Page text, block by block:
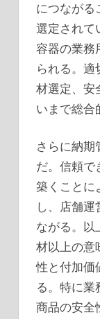
につながる
選定されて
容器の業務
られる。
材選定、安
いまで総合
さらに納期
だ。信頼で
築くことに
し、店舗
ながる。以
材以上の意
性と付加価
る。特に業
商品の安全